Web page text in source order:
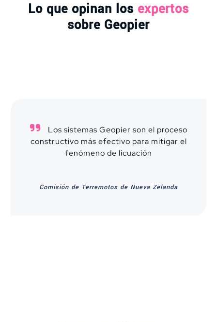
Lo que opinan los expertos
sobre Geopier
Los sistemas Geopier son el proceso
constructivo más efectivo para mitigar el
fenómeno de licuación
Comisión de Terremotos de Nueva Zelanda